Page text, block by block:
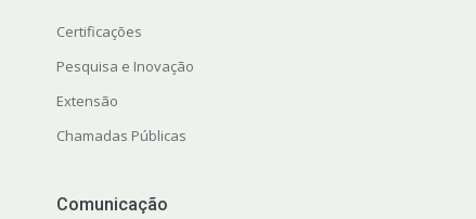
Certificações
Pesquisa e Inovação
Extensão
Chamadas Públicas
Comunicação